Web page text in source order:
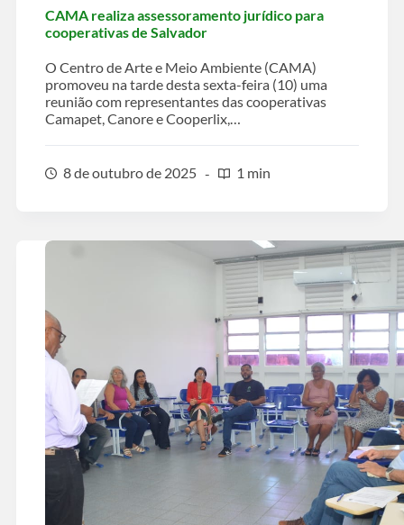
CAMA realiza assessoramento jurídico para
cooperativas de Salvador
O Centro de Arte e Meio Ambiente (CAMA)
promoveu na tarde desta sexta-feira (10) uma
reunião com representantes das cooperativas
Camapet, Canore e Cooperlix,…
8 de outubro de 2025 1 min